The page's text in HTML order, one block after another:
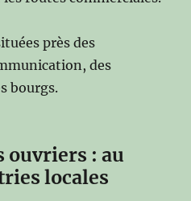
près des
des
bourgs.
ouvriers : au
locales